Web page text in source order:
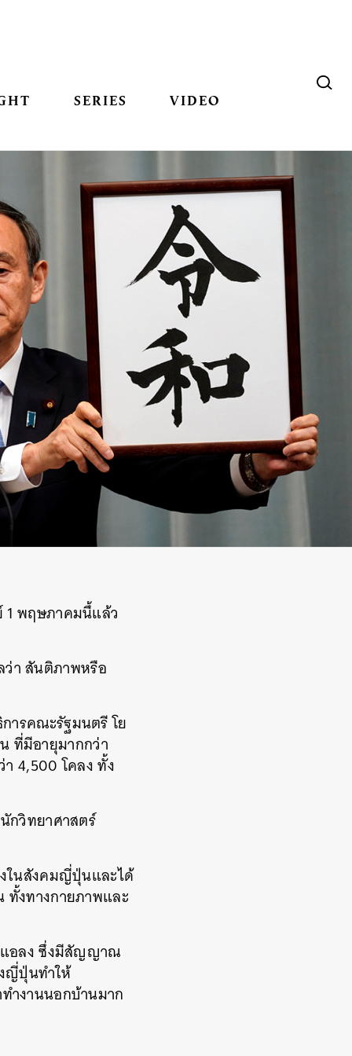
SERIES VIDEO
1 พฤษภาคมนึ้แล้ว
ว่า สันติภาพหรือ
ารคณะรัฐมนตรี โย
ที่มีอายุมากกว่า
4,500 โคลง ทั้ง
กวิทยาศาสตร์
ในสังคมญี่ปุ่นและได้
งทางกายภาพและ
แอลง ซึ่งมีสัญญาณ
ญี่ปุ่นทำให้
ำงานนอกบ้านมาก